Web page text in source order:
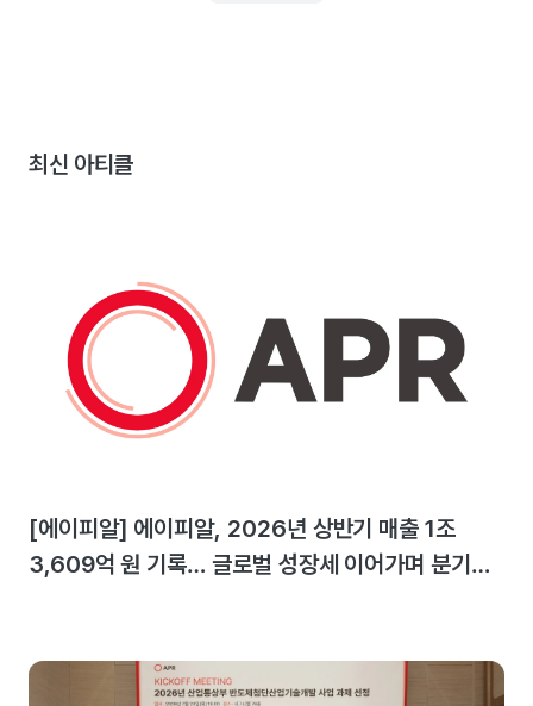
최신 아티클
[에이피알] 에이피알, 2026년 상반기 매출 1조
3,609억 원 기록… 글로벌 성장세 이어가며 분기